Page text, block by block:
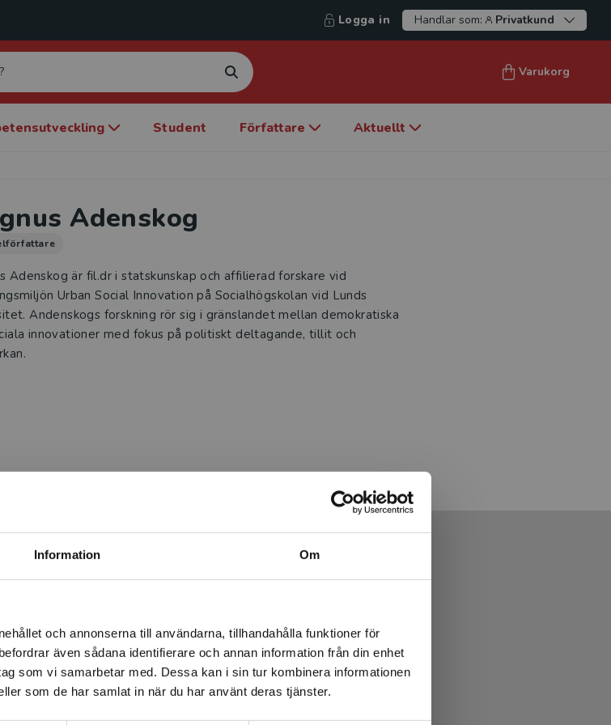
Information Om
och annonserna till användarna, tillhandahålla funktioner för
även sådana identifierare och annan information från din enhet
som vi samarbetar med. Dessa kan i sin tur kombinera informationen
som de har samlat in när du har använt deras tjänster.
fraktregion
du besöker studentlitteratur.se via en
Vi erbjuder inte leveranser utanför
slutföra ett köp måste
vara i Sverige.Läs mer
Logga in Handlar som: Privatkund
Varukorg
Student Författare Aktuellt
Adenskog
Adenskog är fil.dr i statskunskap och affilierad forskare vid
Urban Social Innovation på Socialhögskolan vid Lunds
Andenskogs forskning rör sig i gränslandet mellan demokratiska
innovationer med fokus på politiskt deltagande, tillit och